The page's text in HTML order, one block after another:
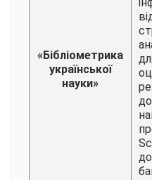
«Бібліометрика
української
науки»